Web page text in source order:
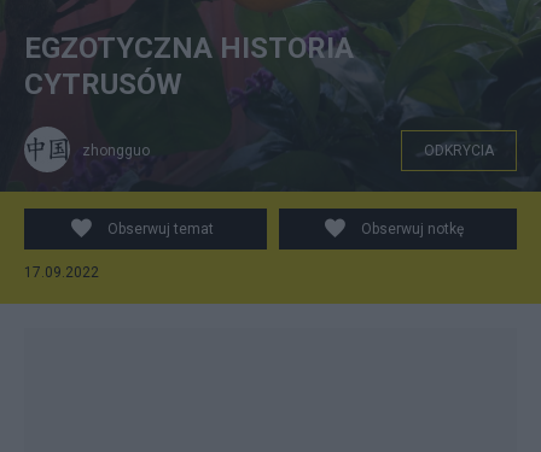
EGZOTYCZNA HISTORIA
CYTRUSÓW
zhongguo ODKRYCIA
Obserwuj temat Obserwuj notkę
17.09.2022